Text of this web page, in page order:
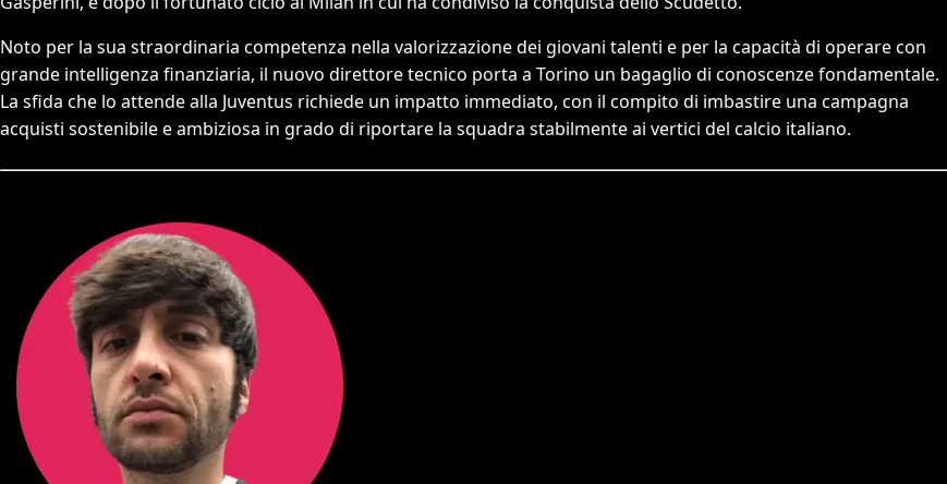
Noto per la sua straordinaria competenza nella valorizzazione dei giovani talenti e per la capacità di operare con
grande intelligenza finanziaria, il nuovo direttore tecnico porta a Torino un bagaglio di conoscenze fondamentale.
La sfida che lo attende alla Juventus richiede un impatto immediato, con il compito di imbastire una campagna
acquisti sostenibile e ambiziosa in grado di riportare la squadra stabilmente ai vertici del calcio italiano.